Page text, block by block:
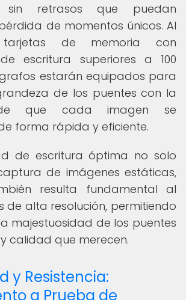
sin retrasos que puedan
de momentos únicos. Al
tarjetas de memoria con
escritura superiores a 100
estarán equipados para
de los puentes con la
que cada imagen se
forma rápida y eficiente.
de escritura óptima no solo
de imágenes estáticas,
resulta fundamental al
de alta resolución, permitiendo
majestuosidad de los puentes
calidad que merecen.
y Resistencia:
a Prueba de